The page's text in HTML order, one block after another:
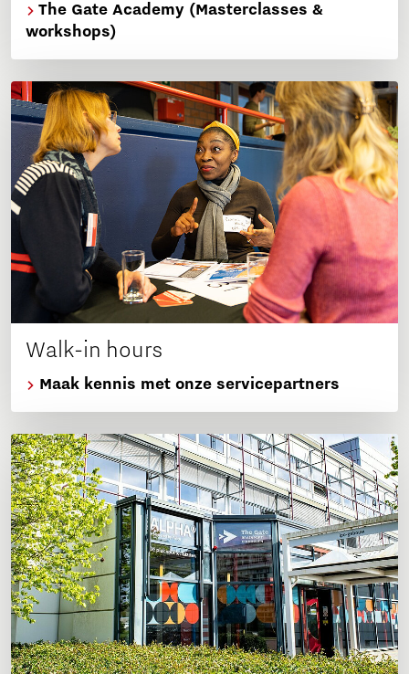
The Gate Academy (Masterclasses &
workshops)
Walk-in hours
Maak kennis met onze servicepartners